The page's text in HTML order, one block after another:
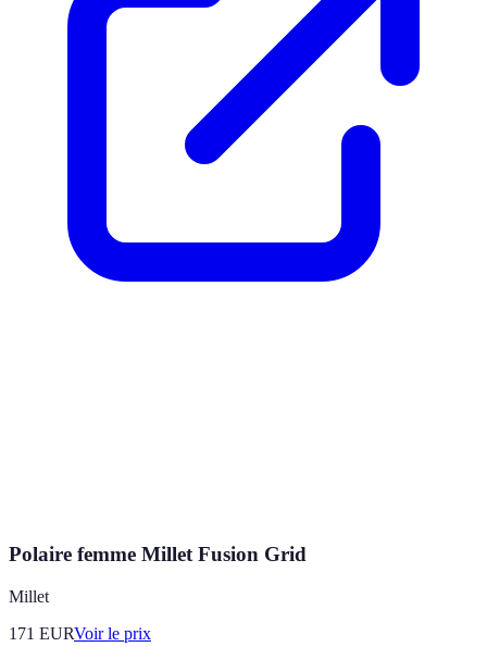
Polaire femme Millet Fusion Grid
Millet
171 EURVoir le prix